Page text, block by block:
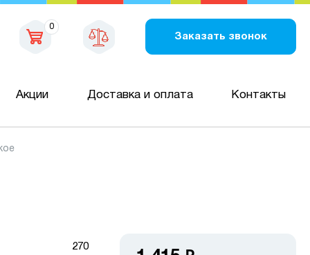
0
Заказать звонок
Акции Доставка и оплата Контакты
270